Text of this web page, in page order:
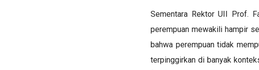
Sementara Rektor UII Prof.
perempuan mewakili hampir
bahwa perempuan tidak
terpinggirkan di banyak